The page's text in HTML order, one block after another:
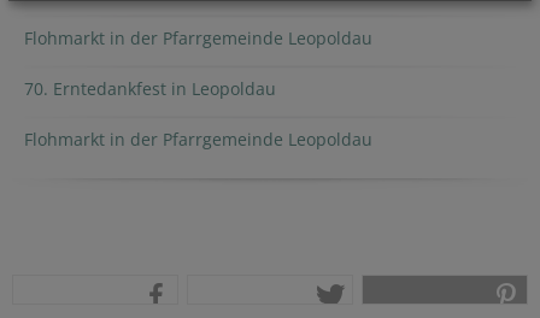
Flohmarkt in der Pfarrgemeinde Leopoldau
70. Erntedankfest in Leopoldau
Flohmarkt in der Pfarrgemeinde Leopoldau